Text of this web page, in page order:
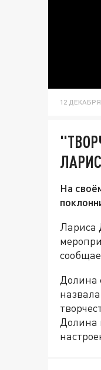
12 ДЕКАБРЯ
На
Лариса
Долина
Долина